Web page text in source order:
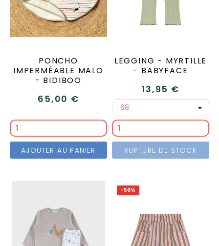
PONCHO
IMPERMÉABLE MALO
- BIDIBOO
65,00 €
AJOUTER AU PANIER
LEGGING - MYRTILLE
- BABYFACE
13,95 €
RUPTURE DE STOCK
-50%